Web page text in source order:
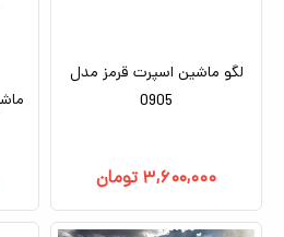
لگو ماشین اسپرت قرمز مدل
0905
۳,۶۰۰,۰۰۰ تومان